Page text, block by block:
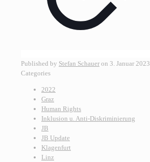
Published by Stefan Schauer on 3. Januar 2023
Categories
2022
Graz
Human Rights
Inklusion u. Anti-Diskriminierung
JB
JB Update
Klagenfurt
Linz